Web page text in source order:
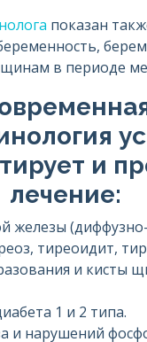
показан
в периоде
и
лечение:
железы (диффузно-
тиреоидит,
и кисты
1 и 2 типа.
и нарушений